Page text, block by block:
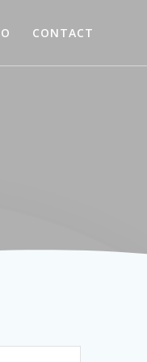
CONTACT